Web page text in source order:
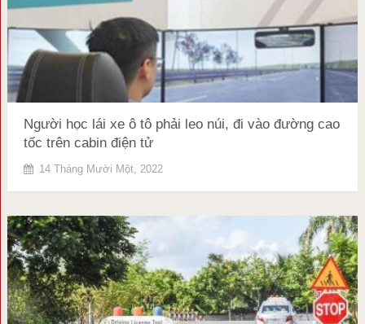
Người học lái xe ô tô phải leo núi, đi vào đường cao
tốc trên cabin điện tử
14 Tháng Mười Một, 2022